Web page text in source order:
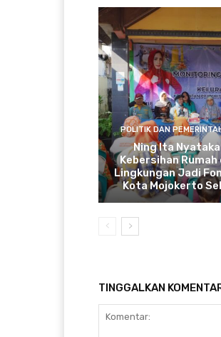
POLITIK DAN
Ning Ita
Kebersihan Rumah
Lingkungan Jadi
Kota Mojokerto
TINGGALKAN